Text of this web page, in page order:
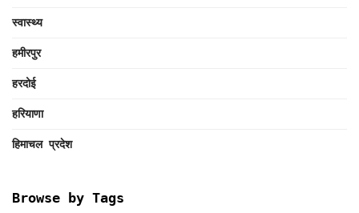
स्वास्थ्य
हमीरपुर
हरदोई
हरियाणा
हिमाचल प्रदेश
Browse by Tags